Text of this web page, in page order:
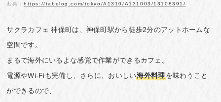
出典：https://tabelog.com/tokyo/A1310/A131003/13108391/
サクラカフェ 神保町は、神保町駅から徒歩2分のアットホームな
空間です。
まるで海外にいるよな感覚で作業ができるカフェ。
電源やWi-Fiも完備し、さらに、おいしい海外料理を味わうこと
ができるので、